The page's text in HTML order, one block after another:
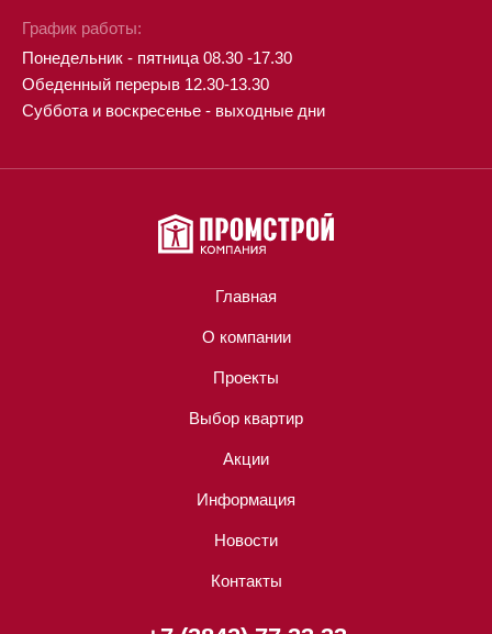
График работы:
Понедельник - пятница 08.30 -17.30
Обеденный перерыв 12.30-13.30
Суббота и воскресенье - выходные дни
Главная
О компании
Проекты
Выбор квартир
Акции
Информация
Новости
Контакты